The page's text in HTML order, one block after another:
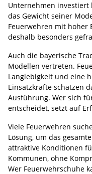
Unternehmen
das Gewicht seiner
Feuerwehren mit hoher
deshalb besonders
Auch die bayerische
Modellen vertreten.
Langlebigkeit und eine
Einsatzkräfte schätzen
Ausführung. Wer sich
entscheidet, setzt auf
Viele Feuerwehren
Lösung, um das
attraktive Konditionen
Kommunen, ohne
Wer Feuerwehrschuhe